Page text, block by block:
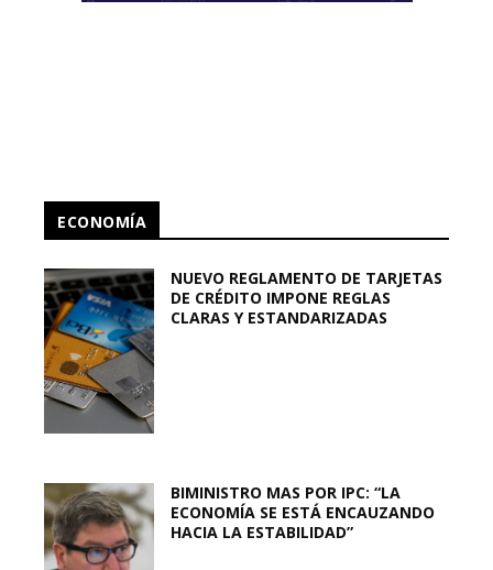
ECONOMÍA
NUEVO REGLAMENTO DE TARJETAS
DE CRÉDITO IMPONE REGLAS
CLARAS Y ESTANDARIZADAS
BIMINISTRO MAS POR IPC: “LA
ECONOMÍA SE ESTÁ ENCAUZANDO
HACIA LA ESTABILIDAD”